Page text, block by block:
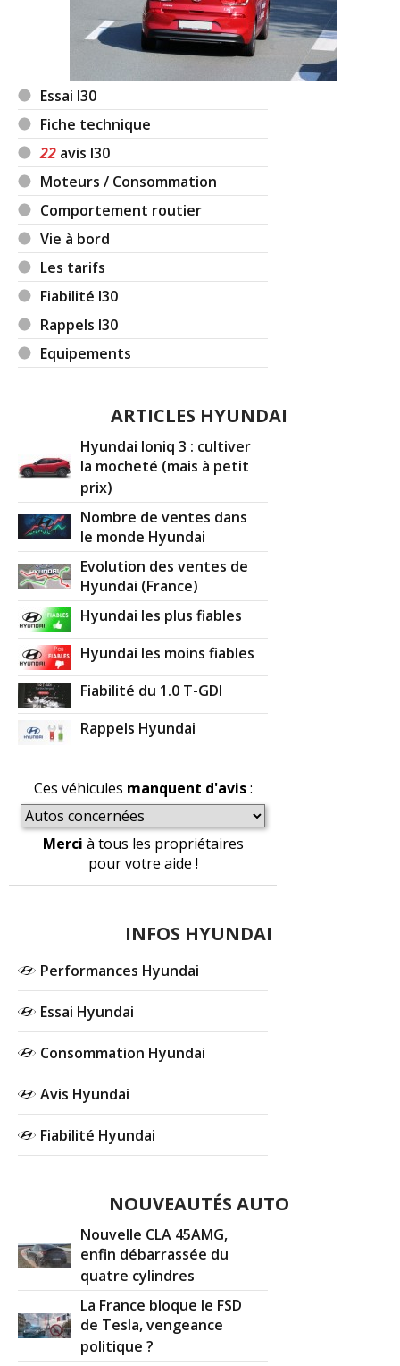
Essai I30
Fiche technique
22 avis I30
Moteurs / Consommation
Comportement routier
Vie à bord
Les tarifs
Fiabilité I30
Rappels I30
Equipements
ARTICLES HYUNDAI
Hyundai Ioniq 3 : cultiver
la mocheté (mais à petit
prix)
Nombre de ventes dans
le monde Hyundai
Evolution des ventes de
Hyundai (France)
Hyundai les plus fiables
Hyundai les moins fiables
Fiabilité du 1.0 T-GDI
Rappels Hyundai
Ces véhicules manquent d'avis:
Merci à tous les propriétaires
pour votre aide !
INFOS HYUNDAI
Performances Hyundai
Essai Hyundai
Consommation Hyundai
Avis Hyundai
Fiabilité Hyundai
NOUVEAUTÉS AUTO
Nouvelle CLA 45AMG,
enfin débarrassée du
quatre cylindres
La France bloque le FSD
de Tesla, vengeance
politique ?